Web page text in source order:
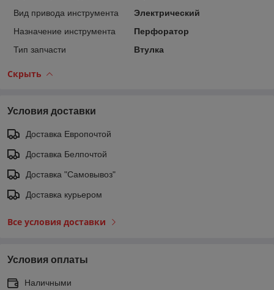
Вид привода инструмента
Электрический
Назначение инструмента
Перфоратор
Тип запчасти
Втулка
Скрыть
Условия доставки
Доставка Европочтой
Доставка Белпочтой
Доставка "Самовывоз"
Доставка курьером
Все условия доставки
Условия оплаты
Наличными